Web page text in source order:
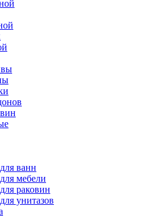
ванн
мебели
раковин
унитазов